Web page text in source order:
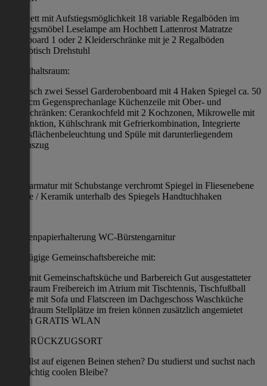
Hochbett mit Aufstiegsmöglichkeit 18 variable Regalböden im
Aufstiegsmöbel Leselampe am Hochbett Lattenrost Matratze
Nachtboard 1 oder 2 Kleiderschränke mit je 2 Regalböden
Schreibtisch Drehstuhl
Aufenthaltsraum:
1 Esstisch zwei Sessel Garderobenboard mit 4 Haken Spiegel ca. 50
x 155 cm Gegensprechanlage Küchenzeile mit Ober- und
Unterschränken: Cerankochfeld mit 2 Kochzonen, Mikrowelle mit
Grillfunktion, Kühlschrank mit Gefrierkombination, Integrierte
Arbeitsflächenbeleuchtung und Spüle mit darunterliegendem
Müllauszug
Duscharmatur mit Schubstange verchromt Spiegel in Fliesenebene
Etagere / Keramik unterhalb des Spiegels Handtuchhaken
Toilettenpapierhalterung WC-Bürstengarnitur
Großzügige Gemeinschaftsbereiche mit:
Foyer mit Gemeinschaftsküche und Barbereich Gut ausgestatteter
Fitnessraum Freibereich im Atrium mit Tischtennis, Tischfußball
Lounge mit Sofa und Flatscreen im Dachgeschoss Waschküche
Fahrradraum Stellplätze im freien können zusätzlich angemietet
werden GRATIS WLAN
DEIN RÜCKZUGSORT
Du willst auf eigenen Beinen stehen? Du studierst und suchst nach
einer richtig coolen Bleibe?